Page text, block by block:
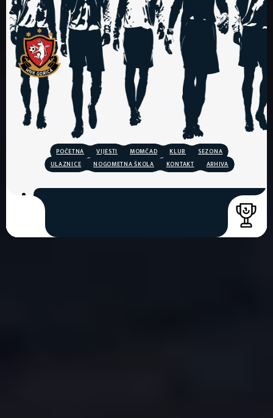
POČETNA VIJESTI MOMČAD KLUB
SEZONA
ULAZNICE
NOGOMETNA ŠKOLA KONTAKT ARHIVA